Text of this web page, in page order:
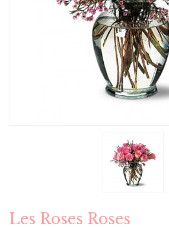
Les Roses Roses